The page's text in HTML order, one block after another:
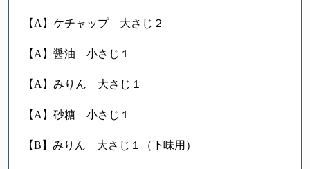
【A】ケチャップ 大さじ２
【A】醤油 小さじ１
【A】みりん 大さじ１
【A】砂糖 小さじ１
【B】みりん 大さじ１（下味用）